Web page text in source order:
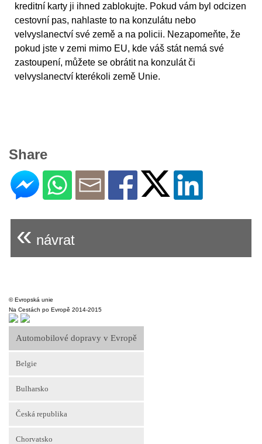
Automobilové dopravy v Evropě
Belgie
Bulharsko
Česká republika
Chorvatsko
kreditní karty ji ihned zablokujte. Pokud vám byl odcizen
cestovní pas, nahlaste to na konzulátu nebo
velvyslanectví své země a na policii. Nezapomeňte, že
pokud jste v zemi mimo EU, kde váš stát nemá své
zastoupení, můžete se obrátit na konzulát či
velvyslanectví kterékoli země Unie.
Share
« návrat
© Evropská unie
Na Cestách po Evropě 2014-2015